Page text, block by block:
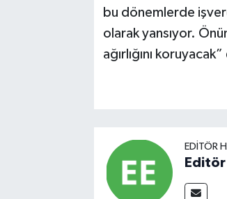
bu dönemlerde
olarak yansıyor.
ağırlığını
EDITÖR